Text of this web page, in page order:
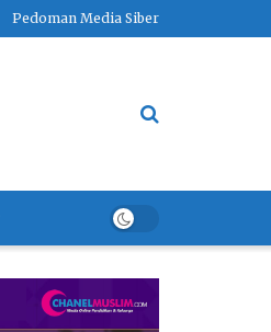
Pedoman Media Siber